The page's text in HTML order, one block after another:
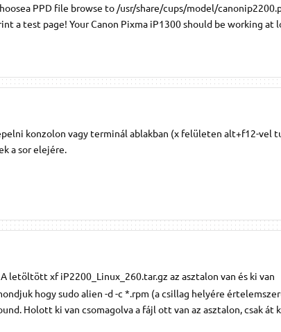
PPD file browse to /usr/share/cups/model/
a test page! Your Canon Pixma iP1300 should be working at
konzolon vagy terminál ablakban (x felületen alt+f12-vel
a sor elejére.
letöltött xf iP2200_Linux_260.tar.gz az asztalon van és ki van
hogy sudo alien -d -c *.rpm (a csillag helyére
Holott ki van csomagolva a fájl ott van az asztalon, csak át